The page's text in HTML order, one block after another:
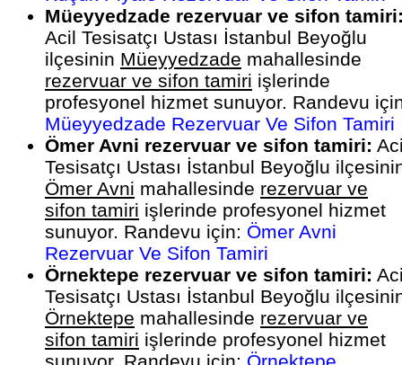
Müeyyedzade rezervuar ve sifon
Acil Tesisatçı Ustası İstanbul Beyoğlu
ilçesinin Müeyyedzade mahallesinde
rezervuar ve sifon tamiri işlerinde
profesyonel hizmet sunuyor. Randevu
Müeyyedzade Rezervuar Ve Sifon Tamiri
Ömer Avni rezervuar ve sifon tamiri:
Tesisatçı Ustası İstanbul Beyoğlu
Ömer Avni mahallesinde rezervuar ve
sifon tamiri işlerinde profesyonel hizmet
sunuyor. Randevu için: Ömer Avni
Rezervuar Ve Sifon Tamiri
Örnektepe rezervuar ve sifon tamiri:
Tesisatçı Ustası İstanbul Beyoğlu
Örnektepe mahallesinde rezervuar ve
sifon tamiri işlerinde profesyonel hizmet